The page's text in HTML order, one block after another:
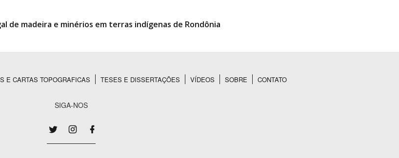
de madeira e minérios em terras indígenas de Rondônia
E CARTAS TOPOGRAFICAS TESES E DISSERTAÇÕES VÍDEOS SOBRE CONTATO
SIGA-NOS